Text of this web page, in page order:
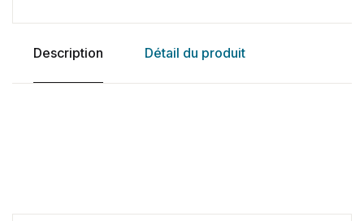
Description Détail du produit